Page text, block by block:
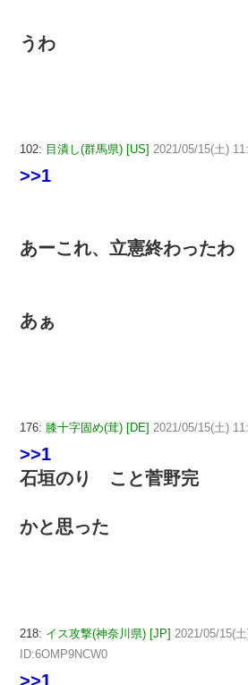
うわ
102: 目潰し(群馬県) [US] 2021/05/15(土)
>>1
あーこれ、立憲終わったわ
あぁ
176: 膝十字固め(茸) [DE] 2021/05/15(土)
>>1
石垣のり こと菅野完
かと思った
218: イス攻撃(神奈川県) [JP] 2021/05/15(
ID:6OMP9NCW0
>>1